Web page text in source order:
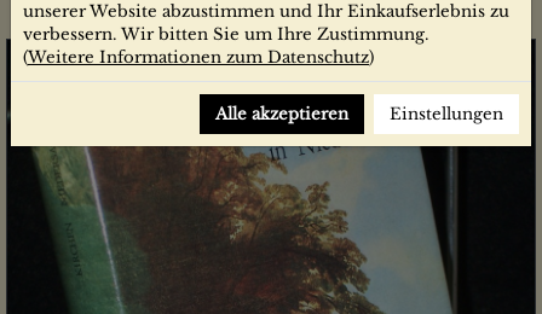
unserer Website abzustimmen und Ihr Einkaufserlebnis zu
verbessern. Wir bitten Sie um Ihre Zustimmung.
(Weitere Informationen zum Datenschutz)
Alle akzeptieren Einstellungen